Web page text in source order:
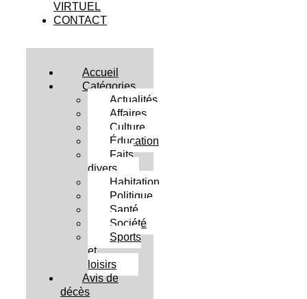
VIRTUEL
CONTACT
Accueil
Catégories
Actualités
Affaires
Culture
Éducation
Faits
divers
Habitation
Politique
Santé
Société
Sports
et
loisirs
Avis de
décès